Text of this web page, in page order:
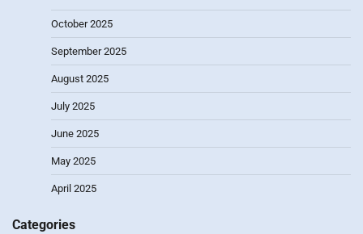
October 2025
September 2025
August 2025
July 2025
June 2025
May 2025
April 2025
Categories